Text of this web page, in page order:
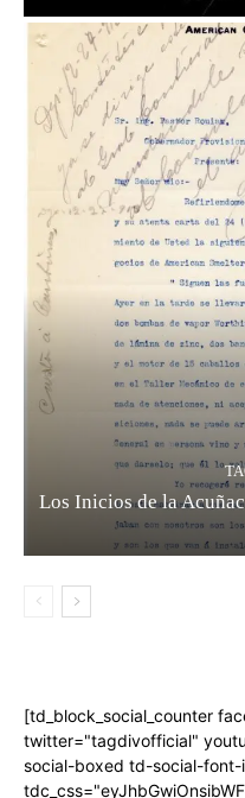
Los Inicios de la
[td_block_social_counter
twitter="tagdivofficial"
social-boxed td-social-font-